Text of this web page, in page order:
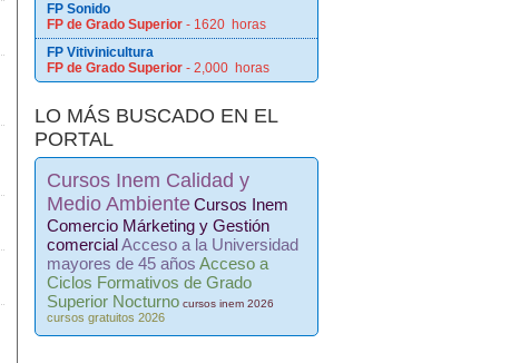
FP Sonido
FP de Grado Superior - 1620 horas
FP Vitivinicultura
FP de Grado Superior - 2,000 horas
LO MÁS BUSCADO EN EL
PORTAL
Cursos Inem Calidad y
Medio AmbienteCursos Inem
Comercio Márketing y Gestión
comercialAcceso a la Universidad
mayores de 45 años Acceso a
Ciclos Formativos de Grado
Superior Nocturno cursos inem 2026
cursos gratuitos 2026